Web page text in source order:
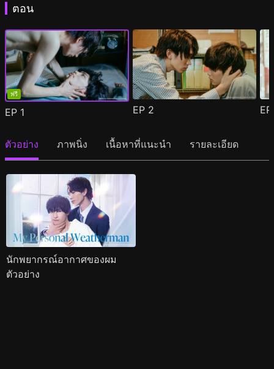
ตอน
ฟรี
EP 1 EP 2
ตัวอย่าง ภาพนิ่ง เนื้อหาที่แนะนำ รายละเอียด
นักพยากรณ์อากาศของผม
ตัวอย่าง